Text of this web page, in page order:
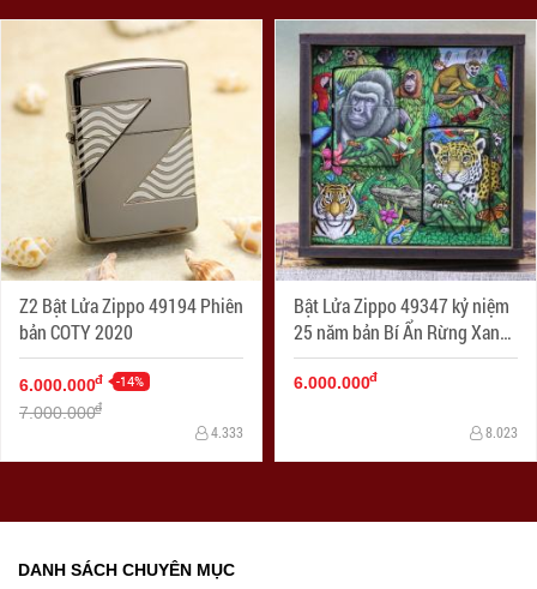
Z2 Bật Lửa Zippo 49194 Phiên
bản COTY 2020
6.000.000đ -14%
7.000.000đ
4.333
Bật Lửa Zippo 49347 kỷ niệm
25 năm bản Bí Ẩn Rừng Xanh
1995 ra đời
6.000.000đ
8.023
DANH SÁCH CHUYÊN MỤC